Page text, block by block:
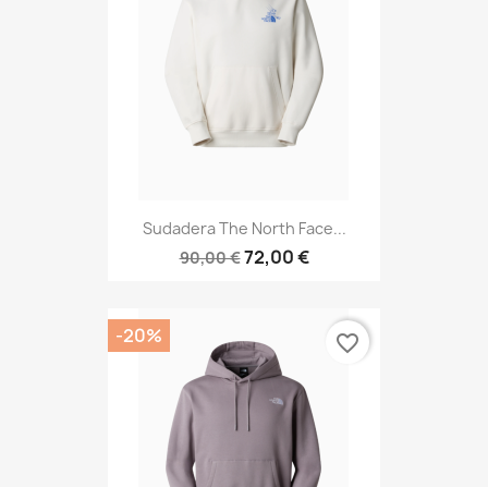
Sudadera The North Face...
90,00 €72,00 €
-20% favorite_border